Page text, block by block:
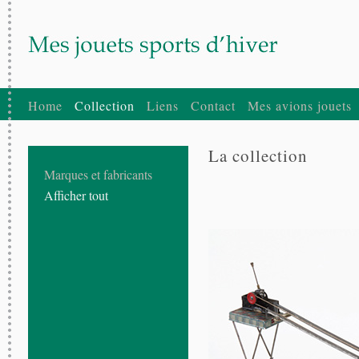
Home Collection Liens Contact Mes avions jouets
Marques et fabricants
Afficher tout
La collection